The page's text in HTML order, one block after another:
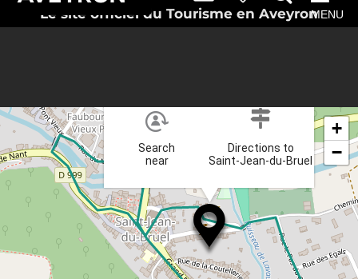
Le site officiel du Tourisme en AveyronMENU
Search
near
Directions to
Saint-Jean-du-Bruel
+
−